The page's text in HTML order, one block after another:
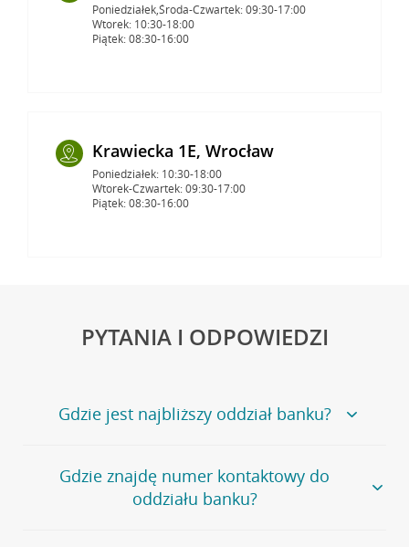
Poniedziałek,Środa-Czwartek: 09:30-17:00
Wtorek: 10:30-18:00
Piątek: 08:30-16:00
Krawiecka 1E, Wrocław
Poniedziałek: 10:30-18:00
Wtorek-Czwartek: 09:30-17:00
Piątek: 08:30-16:00
PYTANIA I ODPOWIEDZI
Gdzie jest najbliższy oddział banku?
Jeśli szukasz oddziału naszego banku, zapraszamy na
stronęPlacówki i bankomaty, na której znajduje się
wygodna wyszukiwarka.
Gdzie znajdę numer kontaktowy do
oddziału banku?